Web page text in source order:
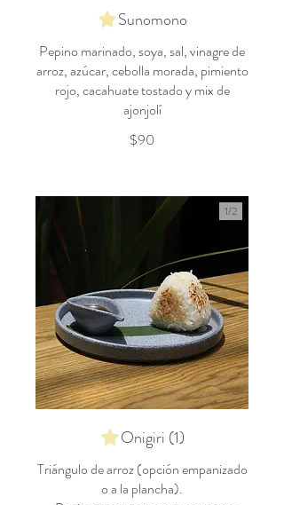
Sunomono
Pepino marinado, soya, sal, vinagre de
arroz, azúcar, cebolla morada, pimiento
rojo, cacahuate tostado y mix de
ajonjolí
$90
Onigiri (1)
Triángulo de arroz (opción empanizado
o a la plancha).
1/2